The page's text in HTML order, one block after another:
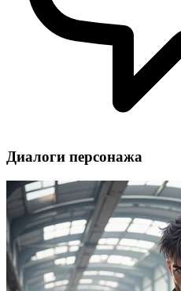
Диалоги персонажа